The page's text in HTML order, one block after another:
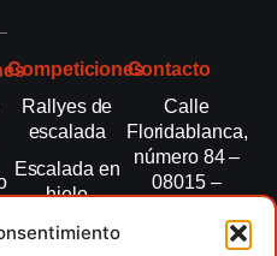
Competiciones
Rallyes de
escalada
Escalada en
hielo
Esquí de
Contacto
Calle
Floridablanca,
número 84 –
08015 –
fedme@fedme.es